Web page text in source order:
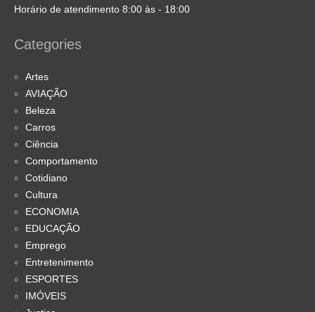
Horário de atendimento 8:00 às - 18:00
Categories
Artes
AVIAÇÃO
Beleza
Carros
Ciência
Comportamento
Cotidiano
Cultura
ECONOMIA
EDUCAÇÃO
Emprego
Entretenimento
ESPORTES
IMÓVEIS